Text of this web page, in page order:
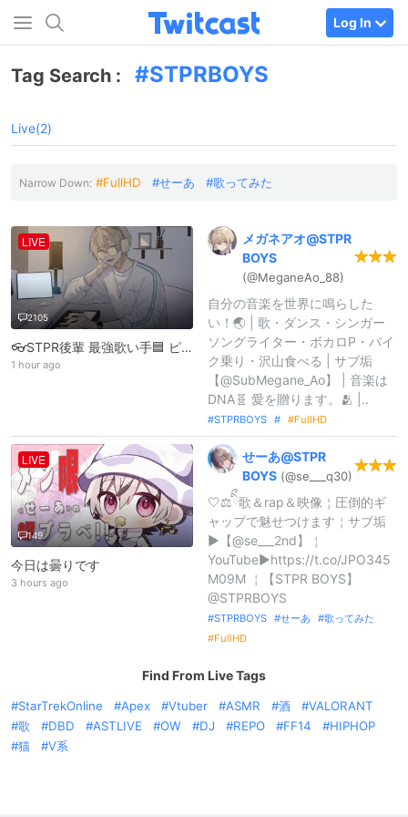
Log In
Tag Search : STPRBOYS
Live(2)
Narrow Down: FullHD せーあ 歌ってみた
LIVE
2105
👓STPR後輩 最強歌い手🟦 ピアノ雑談 START 110人超えたら歌 〔目標同接切りで即終了〕
1 hour ago
メガネアオ@STPR
BOYS
(@MeganeAo_ 88)
自分の音楽を世界に鳴らした
い！🌏 | 歌・ダンス・シンガー
ソングライター・ボカロP・バイ
ク乗り・沢山食べる | サブ垢
【@SubMegane_Ao】 | 音楽は
DNA🧬 愛を贈ります。🫂 |..
STPRBOYS FullHD
LIVE
149
今日は曇りです
3 hours ago
せーあ@STPR
BOYS (@se_ q30)
🤍⚖️ིྀ歌＆rap＆映像￤圧倒的ギ
ャップで魅せつけます￤サブ垢
▶︎【@se___2nd】￤
YouTube▶︎https://t.co/JPO345
M09M ￤【STPR BOYS】
@STPRBOYS
STPRBOYS せーあ
歌ってみた
FullHD
Find From Live Tags
StarTrekOnline Apex Vtuber ASMR 酒
VALORANT
歌
DBD ASTLIVE OW DJ REPO FF14
HIPHOP
猫
V系